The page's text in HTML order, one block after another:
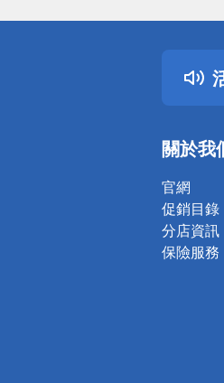
關於我
官網
促銷目錄
分店資訊
保險服務